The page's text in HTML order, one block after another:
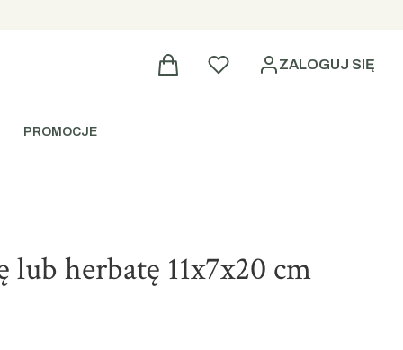
Produkty w koszyku
Ulubione ZALOGUJ SIĘ
PROMOCJE
lub herbatę 11x7x20 cm